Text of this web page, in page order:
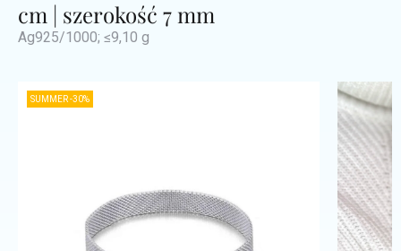
cm | szerokość 7 mm
Ag925/1000; ≤9,10 g
SUMMER -30%